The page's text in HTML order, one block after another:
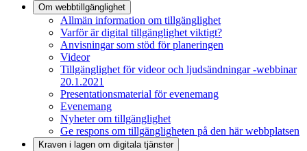
Om webbtillgänglighet
Allmän information om tillgänglighet
Varför är digital tillgänglighet viktigt?
Anvisningar som stöd för planeringen
Videor
Tillgänglighet för videor och ljudsändningar -webbinar
20.1.2021
Presentationsmaterial för evenemang
Evenemang
Nyheter om tillgänglighet
Ge respons om tillgängligheten på den här webbplatsen
Kraven i lagen om digitala tjänster